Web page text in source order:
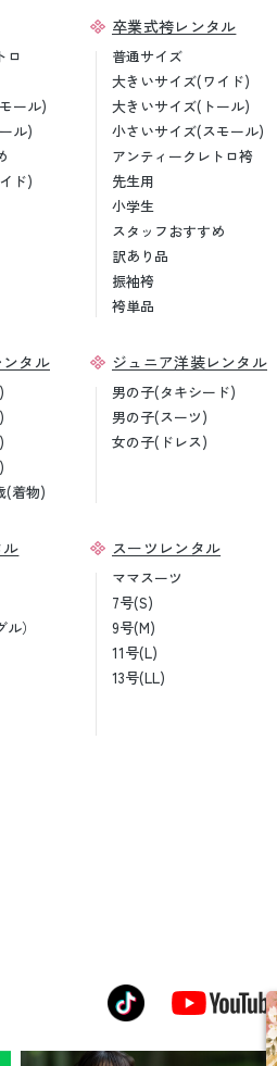
ロ
ール)
ル)
ド)
卒業式袴レンタル
普通サイズ
大きいサイズ(ワイド)
大きいサイズ(トール)
小さいサイズ(スモール)
アンティークレトロ袴
先生用
小学生
スタッフおすすめ
訳あり品
振袖袴
袴単品
タル
(着物)
ジュニア洋装レンタル
男の子(タキシード)
男の子(スーツ)
女の子(ドレス)
）
スーツレンタル
ママスーツ
7号(S)
9号(M)
11号(L)
13号(LL)